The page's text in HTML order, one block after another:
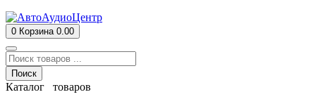
0 Корзина 0.00
Поиск
Каталог товаров